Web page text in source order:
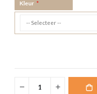
Kleur